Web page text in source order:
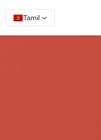
Tamil